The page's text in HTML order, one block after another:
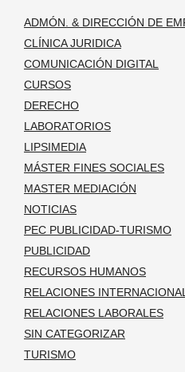
ADMÓN. & DIRECCIÓN DE
CLÍNICA JURIDICA
COMUNICACIÓN DIGITAL
CURSOS
DERECHO
LABORATORIOS
LIPSIMEDIA
MÁSTER FINES SOCIALES
MASTER MEDIACIÓN
NOTICIAS
PEC PUBLICIDAD-TURISMO
PUBLICIDAD
RECURSOS HUMANOS
RELACIONES
RELACIONES LABORALES
SIN CATEGORIZAR
TURISMO